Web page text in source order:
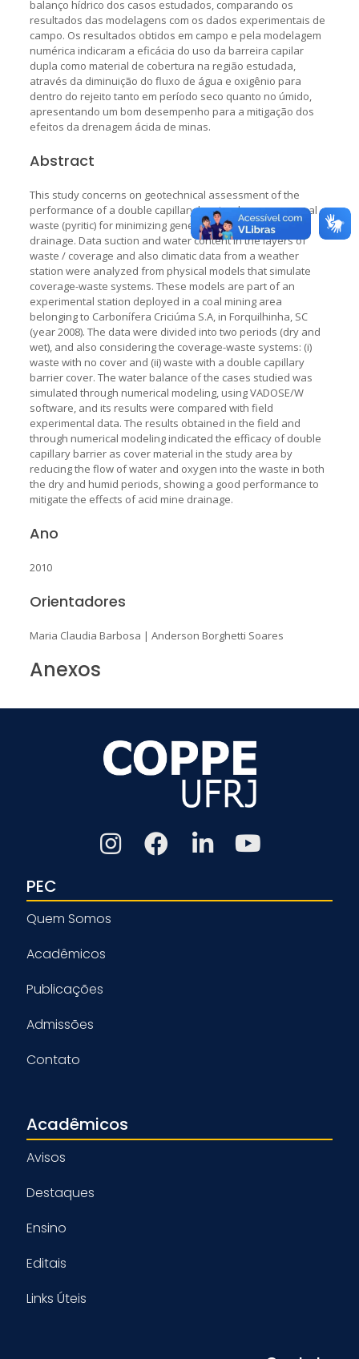
balanço hídrico dos casos estudados, comparando os
resultados das modelagens com os dados experimentais de
campo. Os resultados obtidos em campo e pela modelagem
numérica indicaram a eficácia do uso da barreira capilar
dupla como material de cobertura na região estudada,
através da diminuição do fluxo de água e oxigênio para
dentro do rejeito tanto em período seco quanto no úmido,
apresentando um bom desempenho para a mitigação dos
efeitos da drenagem ácida de minas.
Abstract
This study concerns on geotechnical assessment of the
performance of a double capillary barrier dry cover on coal
waste (pyritic) for minimizing generation of acid mine
drainage. Data suction and water content in the layers of
waste / coverage and also climatic data from a weather
station were analyzed from physical models that simulate
coverage-waste systems. These models are part of an
experimental station deployed in a coal mining area
belonging to Carbonífera Criciúma S.A, in Forquilhinha, SC
(year 2008). The data were divided into two periods (dry and
wet), and also considering the coverage-waste systems: (i)
waste with no cover and (ii) waste with a double capillary
barrier cover. The water balance of the cases studied was
simulated through numerical modeling, using VADOSE/W
software, and its results were compared with field
experimental data. The results obtained in the field and
through numerical modeling indicated the efficacy of double
capillary barrier as cover material in the study area by
reducing the flow of water and oxygen into the waste in both
the dry and humid periods, showing a good performance to
mitigate the effects of acid mine drainage.
Ano
2010
Orientadores
Maria Claudia Barbosa | Anderson Borghetti Soares
Anexos
PEC
Quem Somos
Acadêmicos
Publicações
Admissões
Contato
Acadêmicos
Avisos
Destaques
Ensino
Editais
Links Úteis